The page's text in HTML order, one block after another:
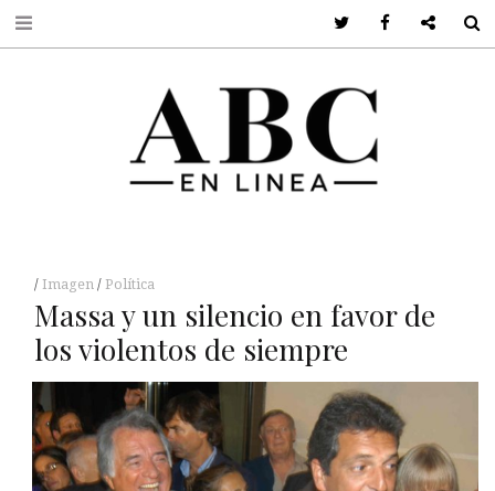
Imagen Política
Massa y un silencio en favor de
los violentos de siempre
Twitter FacebookGoogle +